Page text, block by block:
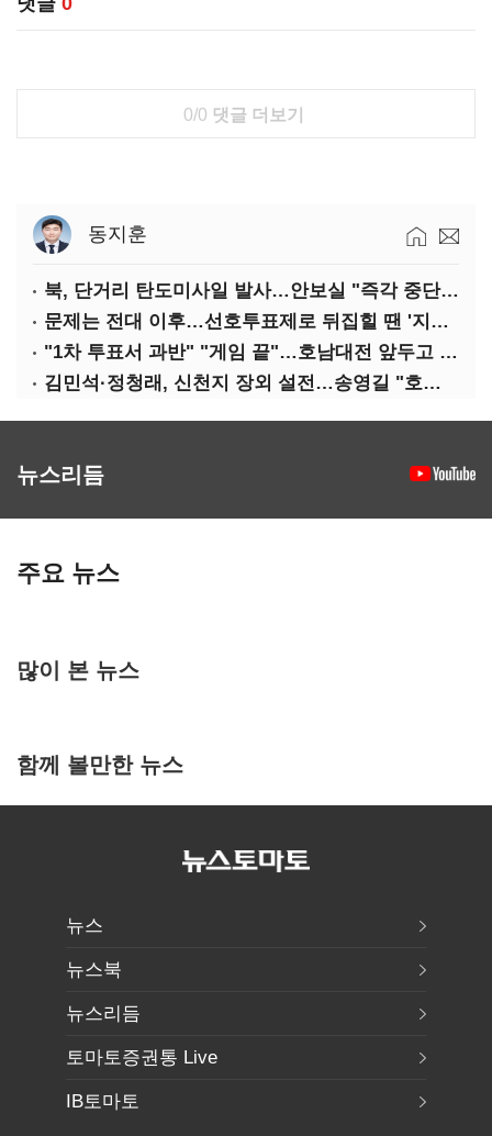
0/0 댓글 더보기
동지훈
북, 단거리 탄도미사일 발사…안보실 "즉각 중단 촉구"
문제는 전대 이후…선호투표제로 뒤집힐 땐 '지지층 불복'
"1차 투표서 과반" "게임 끝"…호남대전 앞두고 '충돌'
김민석·정청래, 신천지 장외 설전…송영길 "호남 계몽 규탄"
뉴스리듬
주요 뉴스
많이 본 뉴스
함께 볼만한 뉴스
뉴스
뉴스북
뉴스리듬
토마토증권통 Live
IB토마토